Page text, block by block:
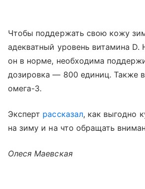
Чтобы поддержать свою кожу
адекватный уровень витамина D.
он в норме, необходима
дозировка — 800 единиц. Также
омега-3.
Эксперт рассказал, как выгодно
на зиму и на что обращать
Олеся Маевская